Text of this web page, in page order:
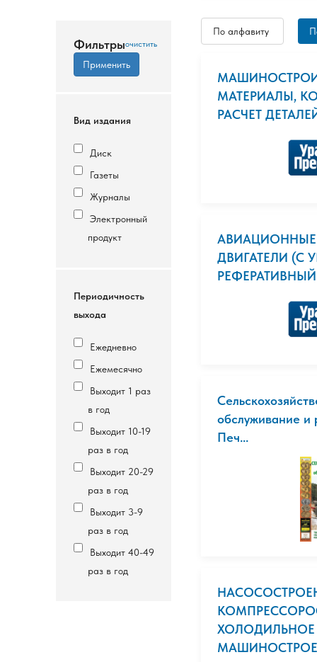
Фильтры
Вид издания
Диск
Газеты
Журналы
Электронный
продукт
Периодичность
выхода
Ежедневно
Ежемесячно
Выходит 1 раз
в год
Выходит 10-19
раз в год
Выходит 20-29
раз в год
Выходит 3-9
раз в год
Выходит 40-49
раз в год
По алфавиту
МАТЕРИАЛЫ,
РАСЧЕТ
АВИАЦИОННЫЕ
ДВИГАТЕЛИ (С
обслуживание и
Печ...
ХОЛОДИЛЬНОЕ